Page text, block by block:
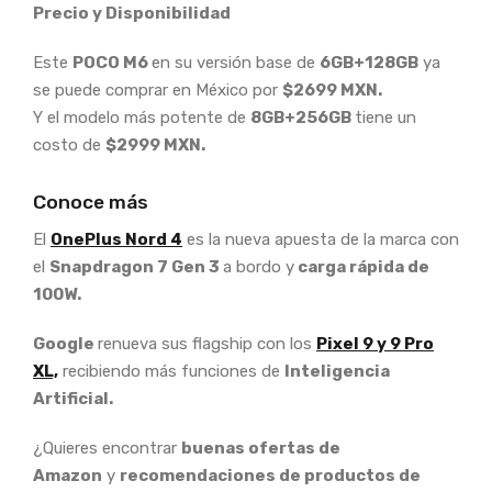
Precio y Disponibilidad
Este POCO M6en su versión base de 6GB+128GB ya
se puede comprar en México por $2699 MXN.
Y el modelo más potente de 8GB+256GB tiene un
costo de $2999 MXN.
Conoce más
El OnePlus Nord 4 es la nueva apuesta de la marca con
el Snapdragon 7 Gen 3 a bordo y carga rápida de
100W.
Google renueva sus flagship con los Pixel 9 y 9 Pro
XL, recibiendo más funciones de Inteligencia
Artificial.
¿Quieres encontrar buenas ofertas de
Amazon y recomendaciones de productos de